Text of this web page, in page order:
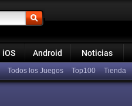
iOS Android Noticias
Todos los Juegos Top100